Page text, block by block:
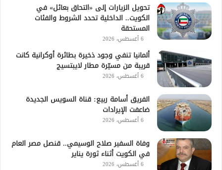
تحويل الزيارات إلى «التحاق بعائل» في
الكويت.. الداخلية تحدد الشروط والفئات
المستحقة
6 أغسطس، 2026
ألمانيا تنفي وجود ذخيرة بطائرة أوكرانية كانت
قريبة من مسيّرة مطار لايبتسيج
6 أغسطس، 2026
الفريق أسامة ربيع: قناة السويس الجديدة
ضاعفت الإيرادات
6 أغسطس، 2026
وفاة السفير صلاح الوسيمي.. قنصل مصر العام
في الكويت أثناء ثورة يناير
6 أغسطس، 2026